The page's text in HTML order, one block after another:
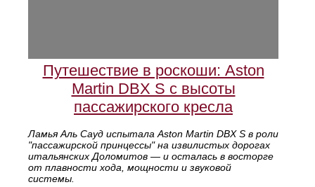
Путешествие в роскоши: Aston
Martin DBX S с высоты
пассажирского кресла
Ламья Аль Сауд испытала Aston Martin DBX S в роли
"пассажирской принцессы" на извилистых дорогах
итальянских Доломитов — и осталась в восторге
от плавности хода, мощности и звуковой
системы.